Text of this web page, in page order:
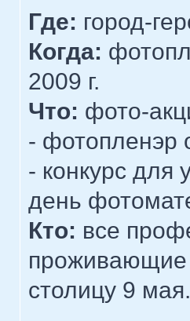
Где: город-
Когда:
2009 г.
Что: фото-
- фотопленэр
- конкурс для
день
Кто: все
проживающие
столицу 9 мая.